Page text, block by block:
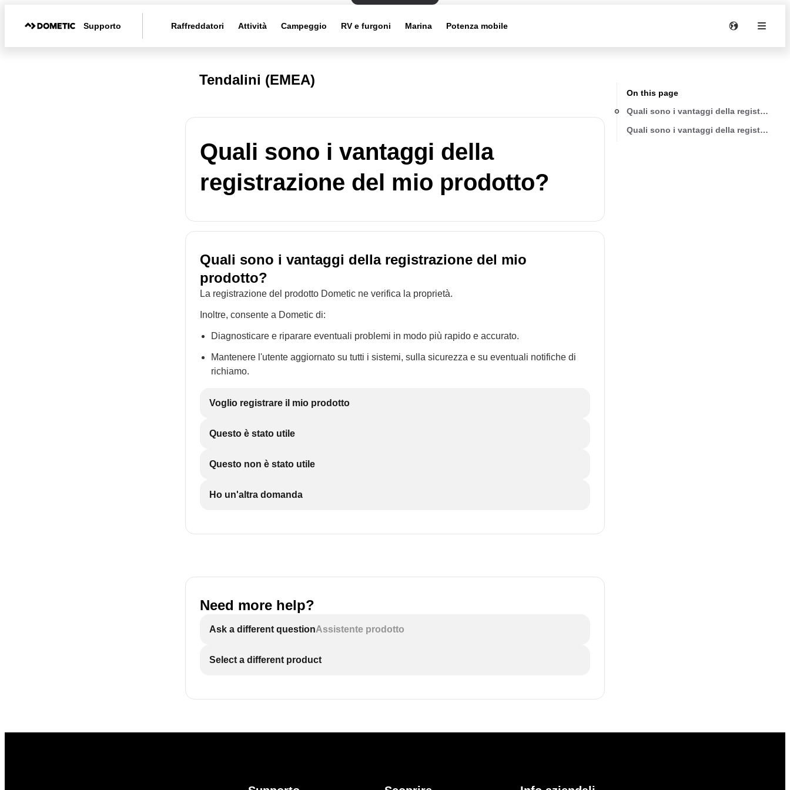
Supporto Raffreddatori Attività Campeggio RV e furgoni Marina Potenza mobile
Tendalini (EMEA)
Quali sono i vantaggi della
registrazione del mio prodotto?
Quali sono i vantaggi della registrazione del mio
prodotto?
La registrazione del prodotto Dometic ne verifica la proprietà.
Inoltre, consente a Dometic di:
Diagnosticare e riparare eventuali problemi in modo più rapido e accurato.
Mantenere l'utente aggiornato su tutti i sistemi, sulla sicurezza e su eventuali notifiche di
richiamo.
Voglio registrare il mio prodotto
Questo è stato utile
Questo non è stato utile
Ho un'altra domanda
Need more help?
Ask a different questionAssistente prodotto
Select a different product
On this page
Quali sono i vantaggi della
Quali sono i vantaggi della